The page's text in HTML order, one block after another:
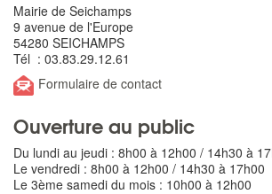
Mairie de Seichamps
9 avenue de l'Europe
54280 SEICHAMPS
Tél : 03.83.29.12.61
Formulaire de contact
Ouverture au public
Du lundi au jeudi : 8h00 à 12h00 / 14h30 à
Le vendredi : 8h00 à 12h00 / 14h30 à 17h00
Le 3ème samedi du mois : 10h00 à 12h00